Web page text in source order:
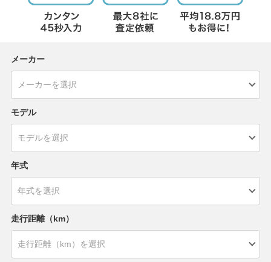
メーカー
モデル
年式
走行距離（km）